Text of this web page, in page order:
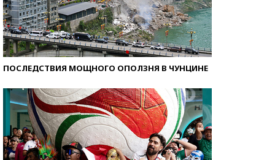
ПОСЛЕДСТВИЯ МОЩНОГО ОПОЛЗНЯ В ЧУНЦИНЕ